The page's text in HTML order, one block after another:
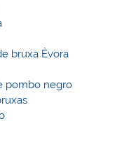
bruxa Èvora
pombo negro